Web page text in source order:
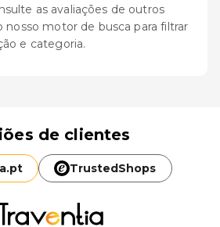
as avaliações de outros
nosso motor de busca para filtrar
e categoria.
de clientes
pt TrustedShops